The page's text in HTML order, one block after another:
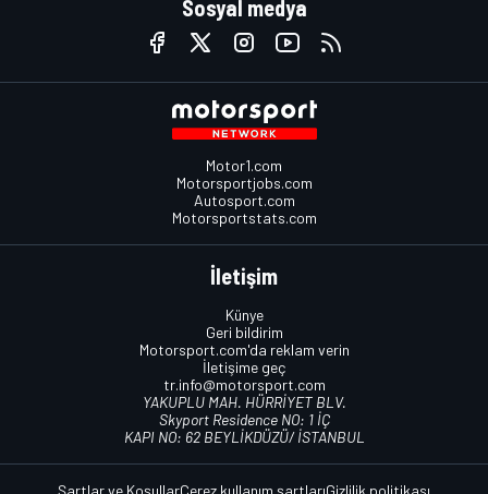
Sosyal medya
Motor1.com
Motorsportjobs.com
Autosport.com
Motorsportstats.com
İletişim
Künye
Geri bildirim
Motorsport.com'da reklam verin
İletişime geç
tr.info@motorsport.com
YAKUPLU MAH. HÜRRİYET BLV.
Skyport Residence NO: 1 İÇ
KAPI NO: 62 BEYLİKDÜZÜ/ İSTANBUL